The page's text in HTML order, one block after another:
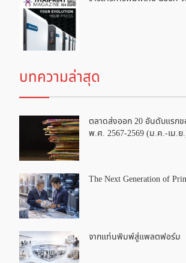
บทความล่าสุด
ตลาดส่งออก 20 อันดับแรกข
พ.ศ. 2567-2569 (ม.ค.-เม.ย
The Next Generation of
จากแท่นพิมพ์สู่แพลตฟอร์ม